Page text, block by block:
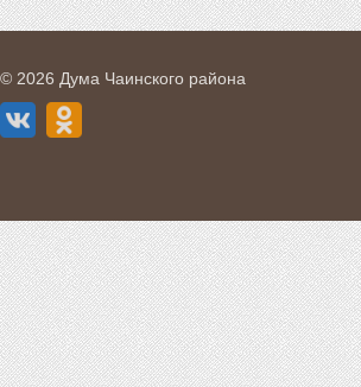
© 2026 Дума Чаинского района